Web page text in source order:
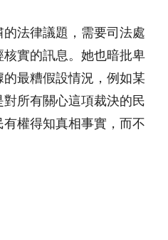
法律議題，需要司法處
實的訊息。她也暗批卑
最糟假設情況，例如某
所有關心這項裁決的民
權得知真相事實，而不